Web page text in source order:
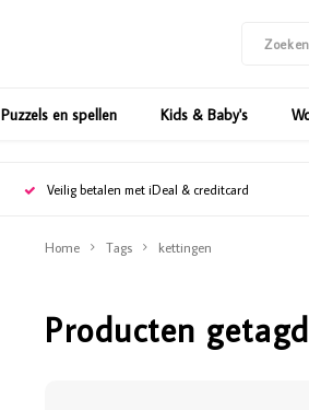
Puzzels en spellen Kids & Baby's
Veilig betalen met iDeal & creditcard
Home Tags kettingen
Producten